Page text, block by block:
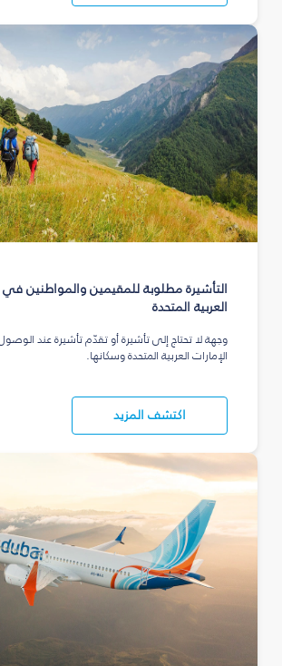
التأشيرة مطلوبة للمقيمين والمواطنين في
العربية المتحدة
وجهة لا تحتاج إلى تأشيرة أو تقدّم تأشيرة عند
الإمارات العربية المتحدة وسكانها.
اكتشف المزيد